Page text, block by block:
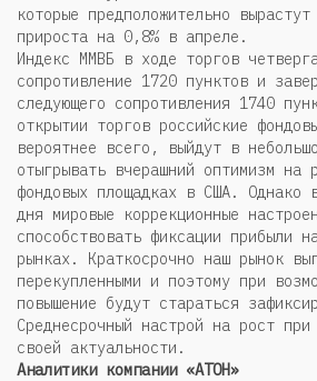
которые предположительно
прироста на 0,8% в апреле.
Индекс ММВБ в ходе торгов
сопротивление 1720 пунктов и
следующего сопротивления 1740
открытии торгов российские
вероятнее всего, выйдут в
отыгрывать вчерашний оптимизм на
фондовых площадках в США. Однако
дня мировые коррекционные
способствовать фиксации прибыли
рынках. Краткосрочно наш рынок
перекупленными и поэтому при
повышение будут стараться
Среднесрочный настрой на рост
своей актуальности.
Аналитики компании «АТОН»